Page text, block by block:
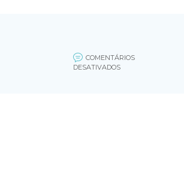
COMENTÁRIOS
DESATIVADOSEM